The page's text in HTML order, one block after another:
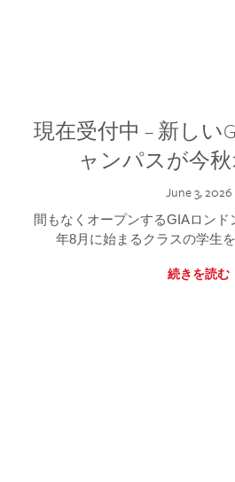
現在受付中 – 新しい
ャンパスが今
June 3, 2026
間もなくオープンするGIAロンド
年8月に始まるクラスの学生
続きを読む